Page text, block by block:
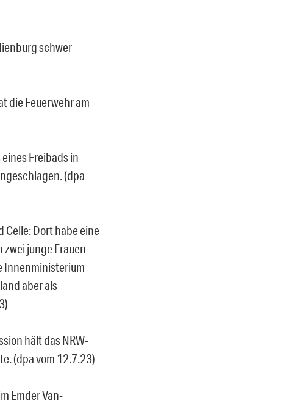
schwer
die Feuerwehr am
Freibads in
(dpa
Celle: Dort habe eine
zwei junge Frauen
Innenministerium
aber als
hält das NRW-
(dpa vom 12.7.23)
Emder Van-